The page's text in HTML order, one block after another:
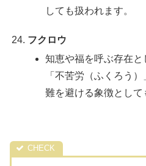
しても扱われます。
フクロウ
知恵や福を呼ぶ存在
「不苦労（ふくろう
難を避ける象徴として